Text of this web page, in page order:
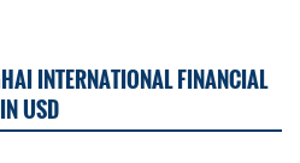
INTERNATIONAL FINANCIAL
USD